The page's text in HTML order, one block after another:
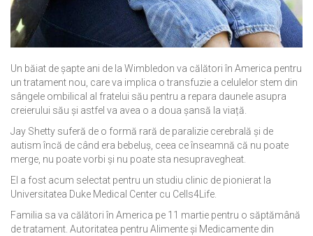
Un băiat de șapte ani de la Wimbledon va călători în America pentru
un tratament nou, care va implica o transfuzie a celulelor stem din
sângele ombilical al fratelui său pentru a repara daunele asupra
creierului său și astfel va avea o a doua șansă la viață.
Jay Shetty suferă de o formă rară de paralizie cerebrală și de
autism încă de când era bebeluș, ceea ce înseamnă că nu poate
merge, nu poate vorbi și nu poate sta nesupravegheat.
El a fost acum selectat pentru un studiu clinic de pionierat la
Universitatea Duke Medical Center cu Cells4Life.
Familia sa va călători în America pe 11 martie pentru o săptămână
de tratament. Autoritatea pentru Alimente și Medicamente din